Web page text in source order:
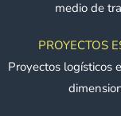
medio de
PROYECTOS
Proyectos logísticos